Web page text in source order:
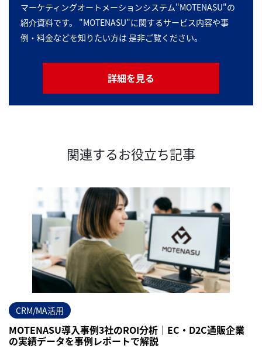
マーケティングオートメーションシステム"MOTENASU"の
紹介資料です。 "MOTENASU"に関するサービス内容や事
例・料金などを知りたい方は 是非ご覧ください。
詳細を見る
関連するお役立ち記事
CRM/MA活用
MOTENASU導入事例3社のROI分析｜EC・D2C通販企業
の実績データを事例レポートで解説